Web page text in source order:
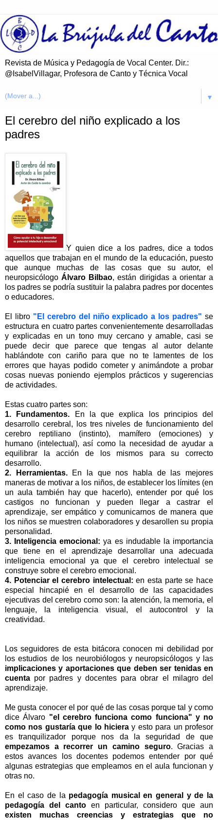
Revista de Música y Pedagogía de Vocal Center. Dir.:
@IsabelVillagar, Profesora de Canto y Técnica Vocal
▼
El cerebro del niño explicado a los
padres
Y quien dice a los padres, dice a todos
aquellos que trabajan en el mundo de la educación, puesto
que aunque muchas de las cosas que su autor, el
neuropsicólogoÁlvaro Bilbao, están dirigidas a orientar a
los padres se podría sustituir la palabra padres por docentes
o educadores.
El libro "El cerebro del niño explicado a los padres" se
estructura en cuatro partes convenientemente desarrolladas
y explicadas en un tono muy cercano y amable, casi se
puede decir que parece que tengas al autor delante
hablándote con cariño para que no te lamentes de los
errores que hayas podido cometer y animándote a probar
cosas nuevas poniendo ejemplos prácticos y sugerencias
de actividades.
Estas cuatro partes son:
1. Fundamentos. En la que explica los principios del
desarrollo cerebral, los tres niveles de funcionamiento del
cerebro reptiliano (instinto), mamífero (emociones) y
humano (intelectual), así como la necesidad de ayudar a
equilibrar la acción de los mismos para su correcto
desarrollo.
2. Herramientas.En la que nos habla de las mejores
maneras de motivar a los niños, de establecer los límites (en
un aula también hay que hacerlo), entender por qué los
castigos no funcionan y pueden llegar a castrar el
aprendizaje, ser empático y comunicarnos de manera que
los niños se muestren colaboradores y desarollen su propia
personalidad.
3. Inteligencia emocional: ya es indudable la importancia
que tiene en el aprendizaje desarrollar una adecuada
inteligencia emocional ya que el cerebro intelectual se
construye sobre el cerebro emocional.
4. Potenciar el cerebro intelectual:en esta parte se hace
especial hincapié en el desarrollo de las capacidades
ejecutivas del cerebro como son: la atención, la memoria, el
lenguaje, la inteligencia visual, el autocontrol y la
creatividad.
Los seguidores de esta bitácora conocen mi debilidad por
los estudios de los neurobiólogos y neuropsicólogos y las
implicaciones y aportaciones que deben ser tenidas en
cuenta por padres y docentes para obrar el milagro del
aprendizaje.
Me gusta conocer el por qué de las cosas porque tal y como
dice Álvaro "el cerebro funciona como funciona" y no
como nos gustaría que lo hiciera y esto para un profesor
es tranquilizador porque nos da la seguridad de que
empezamos a recorrer un camino seguro. Gracias a
estos avances los docentes podemos entender por qué
algunas estrategias que empleamos en el aula funcionan y
otras no.
En el caso de la pedagogía musical en general y de la
pedagogía del canto en particular, considero que aun
existen muchas creencias y estrategias que no